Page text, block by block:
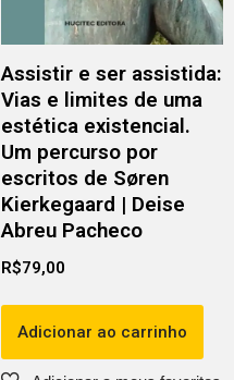
Assistir e ser assistida:
Vias e limites de uma
estética existencial.
Um percurso por
escritos de Søren
Kierkegaard | Deise
Abreu Pacheco
R$79,00
Adicionar ao carrinho